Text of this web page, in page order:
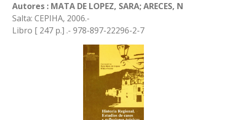
Autores : MATA DE LOPEZ, SARA; ARECES, N
Salta: CEPIHA, 2006.-
Libro [ 247 p.] .- 978-897-22296-2-7